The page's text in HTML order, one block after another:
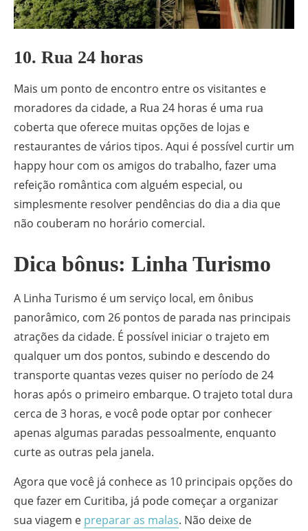
10. Rua 24 horas
Mais um ponto de encontro entre os visitantes e
moradores da cidade, a Rua 24 horas é uma rua
coberta que oferece muitas opções de lojas e
restaurantes de vários tipos. Aqui é possível curtir um
happy hour com os amigos do trabalho, fazer uma
refeição romântica com alguém especial, ou
simplesmente resolver pendências do dia a dia que
não couberam no horário comercial.
Dica bônus: Linha Turismo
A Linha Turismo é um serviço local, em ônibus
panorâmico, com 26 pontos de parada nas principais
atrações da cidade. É possível iniciar o trajeto em
qualquer um dos pontos, subindo e descendo do
transporte quantas vezes quiser no período de 24
horas após o primeiro embarque. O trajeto total dura
cerca de 3 horas, e você pode optar por conhecer
apenas algumas paradas pessoalmente, enquanto
curte as outras pela janela.
Agora que você já conhece as 10 principais opções do
que fazer em Curitiba, já pode começar a organizar
sua viagem e preparar as malas. Não deixe de